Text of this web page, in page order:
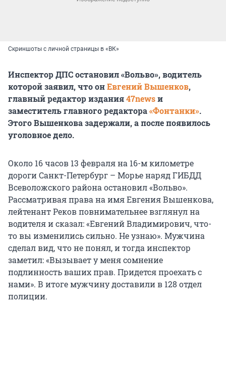
Скриншоты с личной страницы в «ВК»
Инспектор ДПС остановил «Вольво», водитель
которой заявил, что онЕвгений Вышенков,
главный редактор издания47newsи
заместитель главного редактора«Фонтанки».
Этого Вышенкова задержали, а после появилось
уголовное дело.
Около 16 часов 13 февраля на 16-м километре
дороги Санкт-Петербург – Морье наряд ГИБДД
Всеволожского района остановил «Вольво».
Рассматривая права на имя Евгения Вышенкова,
лейтенант Реков повнимательнее взглянул на
водителя и сказал: «Евгений Владимирович, что-
то вы изменились сильно. Не узнаю». Мужчина
сделал вид, что не понял, и тогда инспектор
заметил: «Вызывает у меня сомнение
подлинность ваших прав. Придется проехать с
нами». В итоге мужчину доставили в 128 отдел
полиции.